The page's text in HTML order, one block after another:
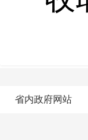
省内政府网站